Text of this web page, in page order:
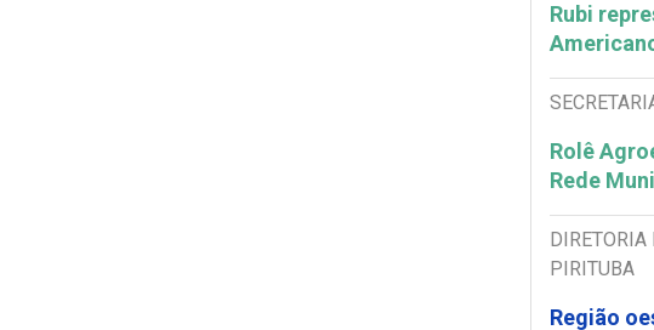
Rubi
Rolê
Rede
DIRETORIA
PIRITUBA
Região